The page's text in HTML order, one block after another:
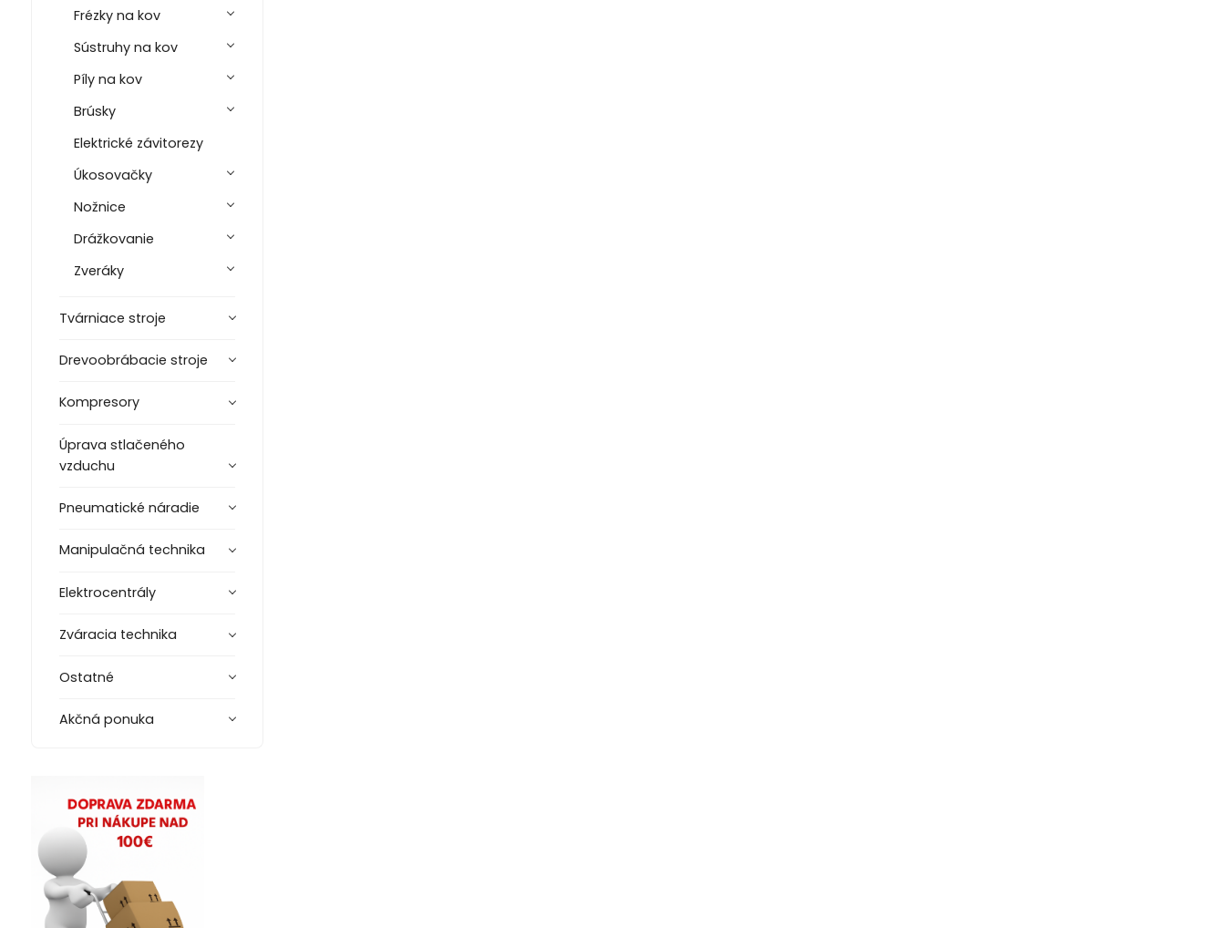
Frézky na kov
Sústruhy na kov
Píly na kov
Brúsky
Elektrické závitorezy
Úkosovačky
Nožnice
Drážkovanie
Zveráky
Tvárniace stroje
Drevoobrábacie stroje
Kompresory
Úprava stlačeného
vzduchu
Pneumatické náradie
Manipulačná technika
Elektrocentrály
Zváracia technika
Ostatné
Akčná ponuka